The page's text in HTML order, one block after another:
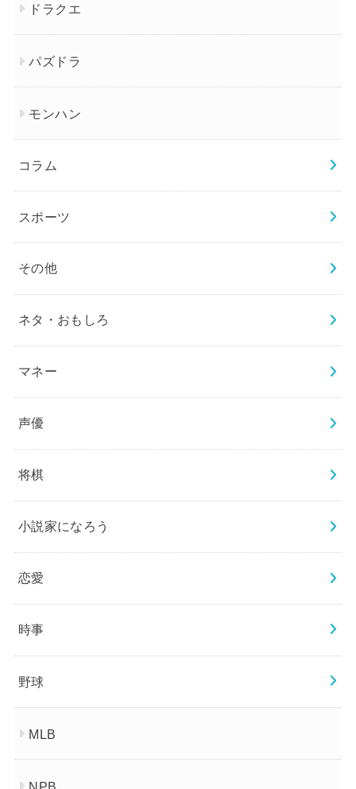
ドラクエ
パズドラ
モンハン
コラム
スポーツ
その他
ネタ・おもしろ
マネー
声優
将棋
小説家になろう
恋愛
時事
野球
MLB
NPB